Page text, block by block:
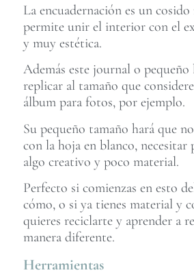
La encuadernación es un
permite unir el interior con el
y muy estética.
Además este journal o
replicar al tamaño que
álbum para fotos, por ejemplo.
Su pequeño tamaño hará que
con la hoja en blanco,
algo creativo y poco material.
Perfecto si comienzas en esto
cómo, o si ya tienes material y
quieres reciclarte y aprender a
manera diferente.
Herramientas